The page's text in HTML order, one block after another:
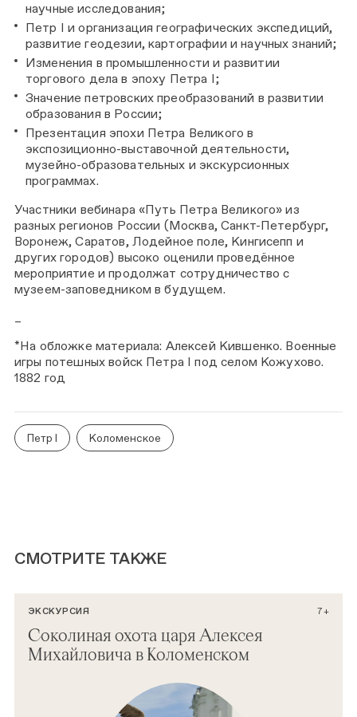
научные исследования;
Петр I и организация географических экспедиций,
развитие геодезии, картографии и научных знаний;
Изменения в промышленности и развитии
торгового дела в эпоху Петра I;
Значение петровских преобразований в развитии
образования в России;
Презентация эпохи Петра Великого в
экспозиционно-выставочной деятельности,
музейно-образовательных и экскурсионных
программах.
Участники вебинара «Путь Петра Великого» из
разных регионов России (Москва, Санкт-Петербург,
Воронеж, Саратов, Лодейное поле, Кингисепп и
других городов) высоко оценили проведённое
мероприятие и продолжат сотрудничество с
музеем-заповедником в будущем.
*На обложке материала: Алексей Кившенко. Военные
игры потешных войск Петра I под селом Кожухово.
1882 год
Петр I Коломенское
СМОТРИТЕ ТАКЖЕ
ЭКСКУРСИЯ 7+
Соколиная охота царя Алексея
Михайловича в Коломенском